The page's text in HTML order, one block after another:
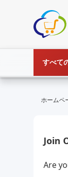
すべて
ド
ホームペ
Join
Are